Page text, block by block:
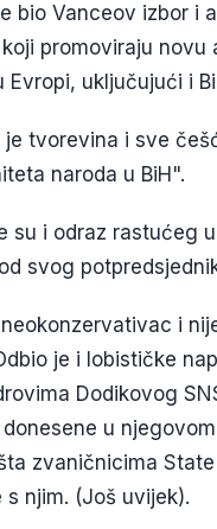
bio Vanceov izbor i
promoviraju novu
Evropi, uključujući i
je tvorevina i sve
naroda u BiH".
su i odraz rastućeg
svog
neokonzervativac i
je i lobističke
Dodikovog
u
zvaničnicima
s njim. (Još uvijek).